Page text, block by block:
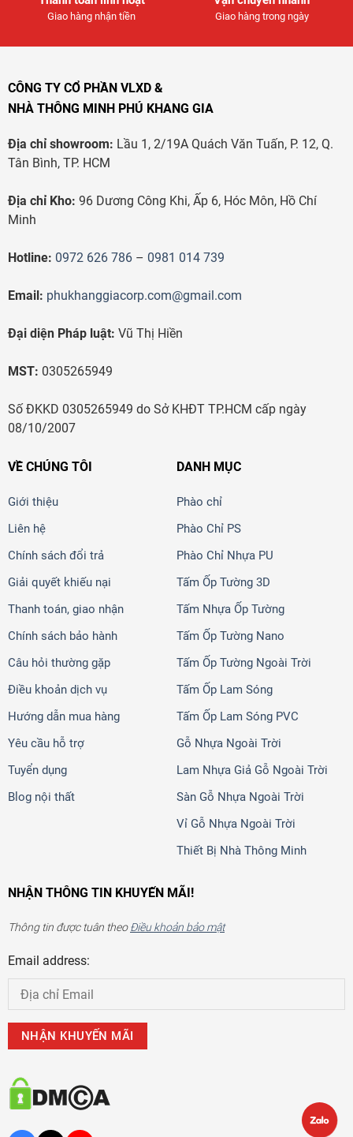
Giao hàng nhận tiền Giao hàng trong ngày
CÔNG TY CỔ PHẦN VLXD &
NHÀ THÔNG MINH PHÚ KHANG GIA
Địa chỉ showroom: Lầu 1, 2/19A Quách Văn Tuấn, P. 12, Q.
Tân Bình, TP. HCM
Địa chỉ Kho: 96 Dương Công Khi, Ấp 6, Hóc Môn, Hồ Chí
Minh
Hotline: 0972 626 786 – 0981 014 739
Email: phukhanggiacorp.com@gmail.com
Đại diện Pháp luật: Vũ Thị Hiền
MST: 0305265949
Số ĐKKD 0305265949 do Sở KHĐT TP.HCM cấp ngày
08/10/2007
VỀ CHÚNG TÔI
Giới thiệu
Liên hệ
Chính sách đổi trả
Giải quyết khiếu nại
Thanh toán, giao nhận
Chính sách bảo hành
Câu hỏi thường gặp
Điều khoản dịch vụ
Hướng dẫn mua hàng
Yêu cầu hỗ trợ
Tuyển dụng
Blog nội thất
DANH MỤC
Phào chỉ
Phào Chỉ PS
Phào Chỉ Nhựa PU
Tấm Ốp Tường 3D
Tấm Nhựa Ốp Tường
Tấm Ốp Tường Nano
Tấm Ốp Tường Ngoài Trời
Tấm Ốp Lam Sóng
Tấm Ốp Lam Sóng PVC
Gỗ Nhựa Ngoài Trời
Lam Nhựa Giả Gỗ Ngoài Trời
Sàn Gỗ Nhựa Ngoài Trời
Vỉ Gỗ Nhựa Ngoài Trời
Thiết Bị Nhà Thông Minh
NHẬN THÔNG TIN KHUYẾN MÃI!
Thông tin được tuân theoĐiều khoản bảo mật
Email address: